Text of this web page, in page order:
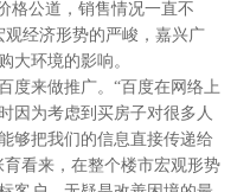
格公道，销售情况一直不
观经济形势的严峻，嘉兴广
大环境的影响。
度来做推广。“百度在网络上
因为考虑到买房子对很多人
够把我们的信息直接传递给
看来，在整个楼市宏观形势